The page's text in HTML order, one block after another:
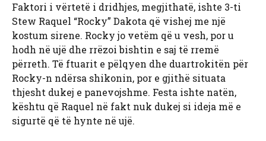
Faktori i vërtetë i dridhjes, megjithatë, ishte 3-ti
Stew Raquel “Rocky” Dakota që vishej me një
kostum sirene. Rocky jo vetëm që u vesh, por u
hodh në ujë dhe rrëzoi bishtin e saj të rremë
përreth. Të ftuarit e pëlqyen dhe duartrokitën për
Rocky-n ndërsa shikonin, por e gjithë situata
thjesht dukej e panevojshme. Festa ishte natën,
kështu që Raquel në fakt nuk dukej si ideja më e
sigurtë që të hynte në ujë.